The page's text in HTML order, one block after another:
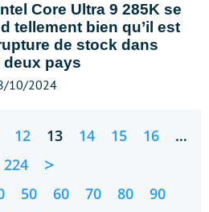
Core Ultra 9 285K se
tellement bien qu’il est
de stock dans
deux pays
10/2024
12 13 14 15 16
…
224
>
50 60 70 80
90